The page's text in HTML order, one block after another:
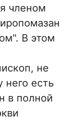
членом
В этом
не
него есть
в полной